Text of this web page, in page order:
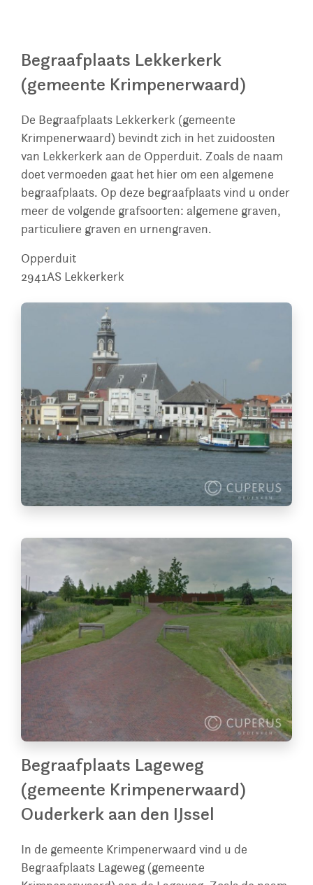
Begraafplaats Lekkerkerk
(gemeente Krimpenerwaard)
De Begraafplaats Lekkerkerk (gemeente
Krimpenerwaard) bevindt zich in het zuidoosten
van Lekkerkerk aan de Opperduit. Zoals de naam
doet vermoeden gaat het hier om een algemene
begraafplaats. Op deze begraafplaats vind u onder
meer de volgende grafsoorten: algemene graven,
particuliere graven en urnengraven.
Opperduit
2941AS Lekkerkerk
Begraafplaats Lageweg
(gemeente Krimpenerwaard)
Ouderkerk aan den IJssel
In de gemeente Krimpenerwaard vind u de
Begraafplaats Lageweg (gemeente